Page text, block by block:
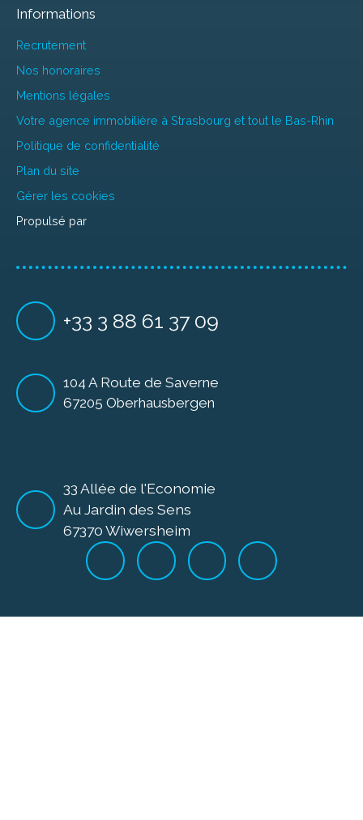
Informations
Recrutement
Nos honoraires
Mentions légales
Votre agence immobilière à Strasbourg et tout le Bas-Rhin
Politique de confidentialité
Plan du site
Gérer les cookies
Propulsé par
+33 3 88 61 37 09
104 A Route de Saverne
67205 Oberhausbergen
33 Allée de l'Economie
Au Jardin des Sens
67370 Wiwersheim